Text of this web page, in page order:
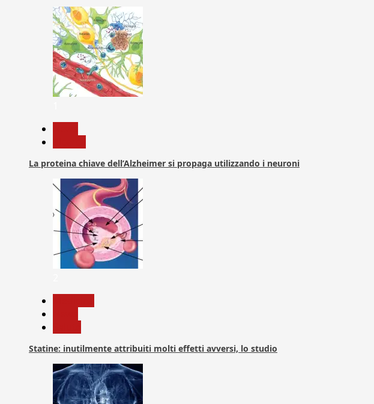
La proteina chiave dell’Alzheimer si propaga utilizzando i neuroni
Statine: inutilmente attribuiti molti effetti avversi, lo studio